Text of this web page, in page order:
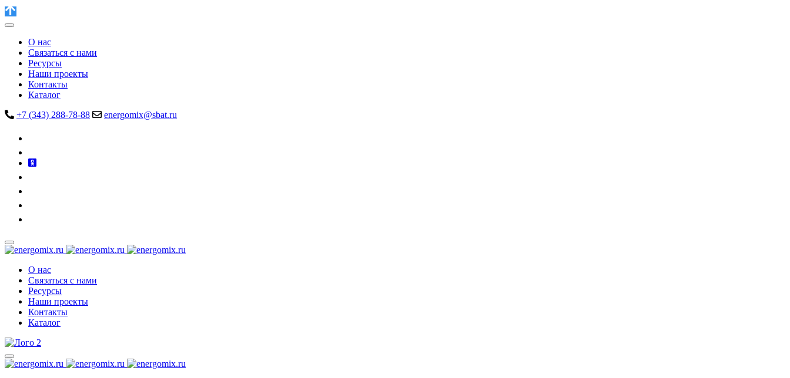
О нас
Связаться с нами
Ресурсы
Наши проекты
Контакты
Каталог
+7 (343) 288-78-88
energomix@sbat.ru
О нас
Связаться с нами
Ресурсы
Наши проекты
Контакты
Каталог